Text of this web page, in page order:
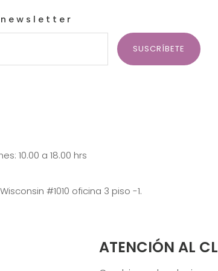
SUSCRÍBETE
10.00 a 18.00 hrs
#1010 oficina 3 piso -1.
ATENCIÓN AL